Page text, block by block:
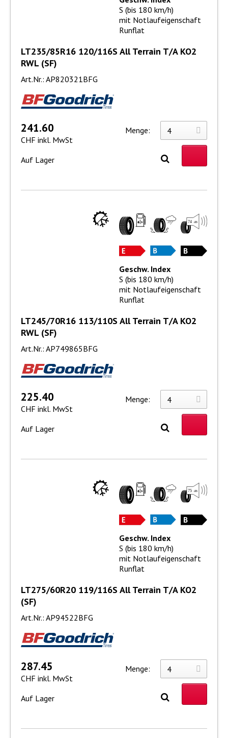
LT235/85R16 120/116S All Terrain T/A KO2
RWL (SF)
Art.Nr.: AP820321BFG
S (bis 180 km/h)
mit Notlaufeigenschaft
Runflat
241.60
CHF inkl. MwSt
Menge:
Auf Lager
LT245/70R16 113/110S All Terrain T/A KO2
RWL (SF)
Art.Nr.: AP749865BFG
Geschw. Index
S (bis 180 km/h)
mit Notlaufeigenschaft
Runflat
225.40
CHF inkl. MwSt
Menge:
Auf Lager
LT275/60R20 119/116S All Terrain T/A KO2
(SF)
Art.Nr.: AP94522BFG
Geschw. Index
S (bis 180 km/h)
mit Notlaufeigenschaft
Runflat
287.45
CHF inkl. MwSt
Menge:
Auf Lager